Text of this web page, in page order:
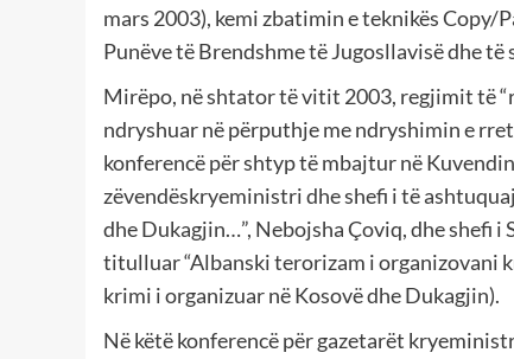
mars 2003), kemi zbatimin e teknikës Copy/
Punëve të Brendshme të Jugosllavisë dhe
Mirëpo, në shtator të vitit 2003, regjimit të
ndryshuar në përputhje me ndryshimin e
konferencë për shtyp të mbajtur në
zëvendëskryeministri dhe shefi i të
dhe Dukagjin…”, Nebojsha Çoviq, dhe shefi
titulluar “Albanski terorizam i organizovani
krimi i organizuar në Kosovë dhe Dukagjin).
Në këtë konferencë për gazetarët